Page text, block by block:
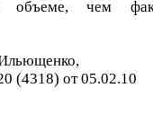
чем
(4318) от 05.02.10